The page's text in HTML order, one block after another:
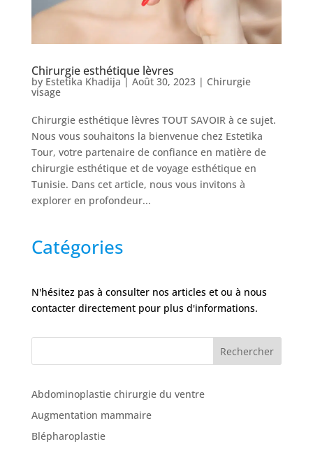
Nos
chirurgies
Obésité
Nos
FAQ
Nos
cliniques
Chirurgie esthétique lèvres
by Estetika Khadija | Août 30, 2023| Chirurgie
visage
Chirurgie esthétique lèvres TOUT SAVOIR à ce sujet.
Nous vous souhaitons la bienvenue chez Estetika
Tour, votre partenaire de confiance en matière de
chirurgie esthétique et de voyage esthétique en
Tunisie. Dans cet article, nous vous invitons à
explorer en profondeur...
Catégories
N'hésitez pas à consulter nos articles et ou à nous
contacter directement pour plus d'informations.
Rechercher
Abdominoplastie chirurgie du ventre
Augmentation mammaire
Blépharoplastie